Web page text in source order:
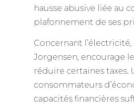
hausse abusive liée au
plafonnement de ses
Concernant
Jorgensen, encourage
réduire certaines
consommateurs
capacités financières